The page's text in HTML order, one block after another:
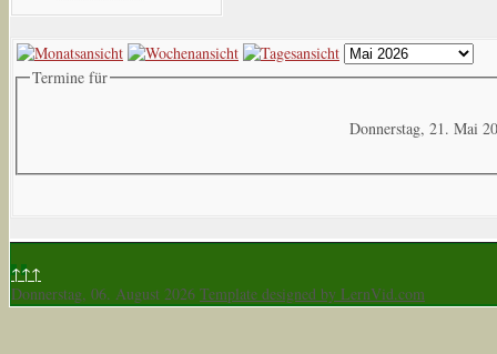
Termine für
Donnerstag, 21. Mai
↑↑↑
Donnerstag, 06. August 2026 Template designed by LernVid.com